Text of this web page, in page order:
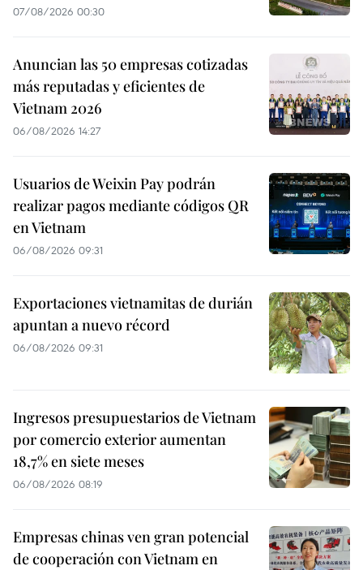
07/08/2026 00:30
Anuncian las 50 empresas cotizadas
más reputadas y eficientes de
Vietnam 2026
06/08/2026 14:27
Usuarios de Weixin Pay podrán
realizar pagos mediante códigos QR
en Vietnam
06/08/2026 09:31
Exportaciones vietnamitas de durián
apuntan a nuevo récord
06/08/2026 09:31
Ingresos presupuestarios de Vietnam
por comercio exterior aumentan
18,7% en siete meses
06/08/2026 08:19
Empresas chinas ven gran potencial
de cooperación con Vietnam en